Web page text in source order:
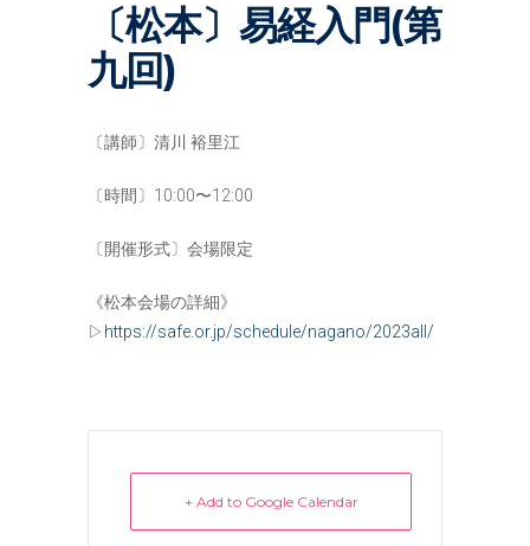
気学/易 セミナー
講師の紹介
入会について
開運MAPS
〔松本〕易経入門(第
九回)
〔講師〕清川 裕里江
〔時間〕10:00〜12:00
〔開催形式〕会場限定
《松本会場の詳細》
▷ https://safe.or.jp/schedule/nagano/2023all/
+ Add to Google Calendar